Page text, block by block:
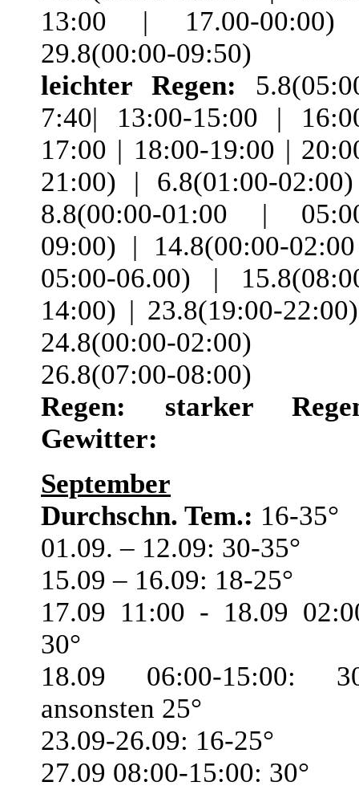
13:00 | 17.00-
29.8(00:00-09:50)
leichter Regen:
7:40| 13:00-15:00 |
17:00 | 18:00-19:00 |
21:00) | 6.8(01:00-
8.8(00:00-01:00 |
09:00) | 14.8(00:00-
05:00-06.00) |
14:00) | 23.8(19:00-
24.8(00:00-
26.8(07:00-08:00)
Regen:
starker
Gewitter:
September
Durchschn. Tem.: 16-35°
01.09. – 12.09: 30-35°
15.09 – 16.09: 18-25°
17.09 11:00 - 18.09
30°
18.09 06:00-15:00:
ansonsten 25°
23.09-26.09: 16-25°
27.09 08:00-15:00: 30°